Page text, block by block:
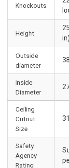
Knockouts
Height
Outside
diameter
Inside
Diameter
Ceiling
Cutout
Size
Safety
Agency
Rating